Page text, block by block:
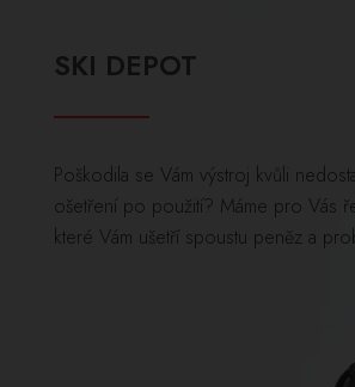
SKI DEPOT
Poškodila se Vám výstroj kvůli
ošetření po použití? Máme pro Vás
které Vám ušetří spoustu peněz a